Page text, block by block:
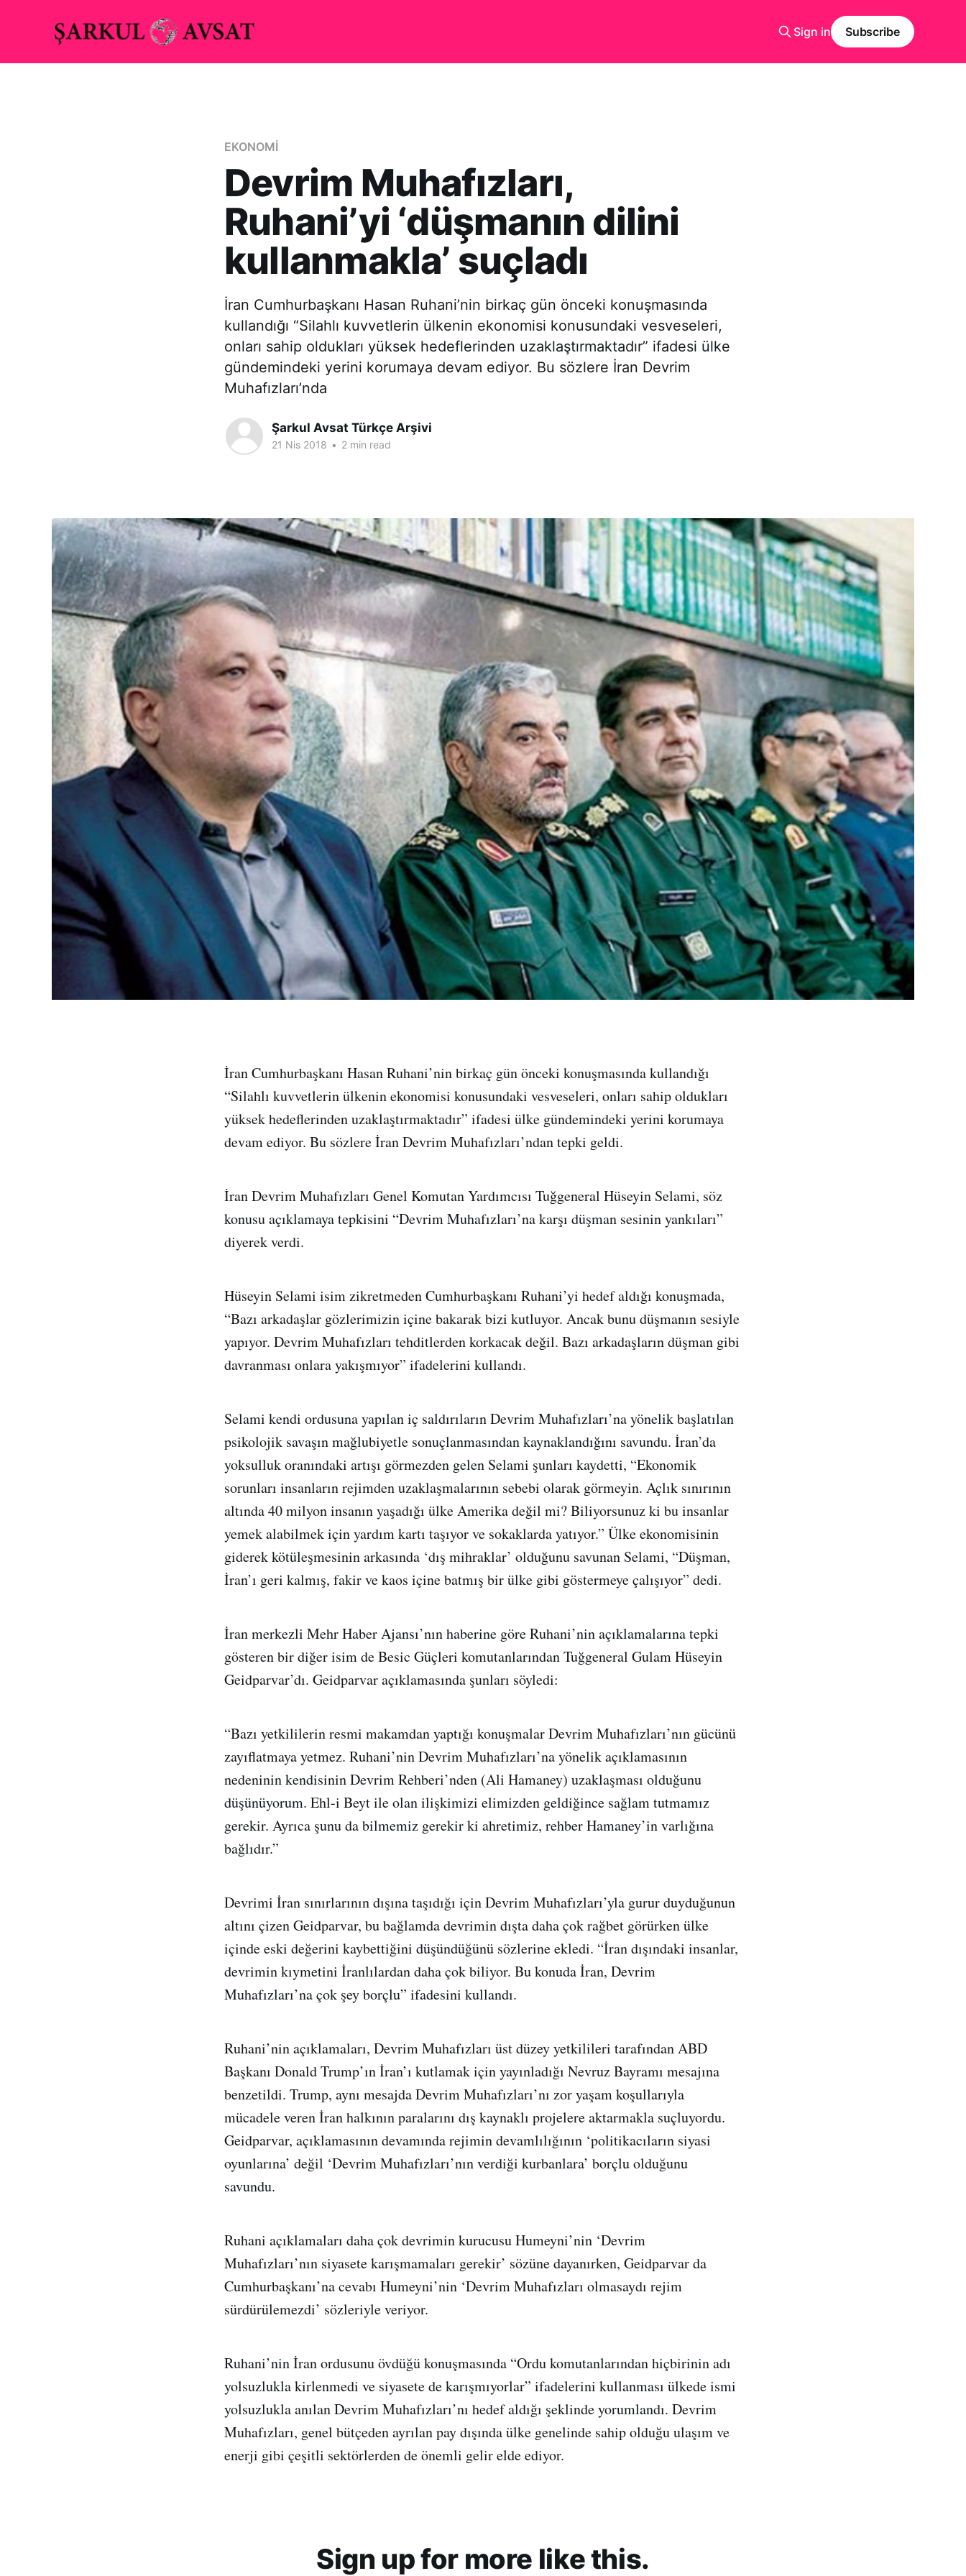
Sign in Subscribe
EKONOMİ
Devrim Muhafızları,
Ruhani’yi ‘düşmanın dilini
kullanmakla’ suçladı
İran Cumhurbaşkanı Hasan Ruhani’nin birkaç gün önceki konuşmasında
kullandığı “Silahlı kuvvetlerin ülkenin ekonomisi konusundaki vesveseleri,
onları sahip oldukları yüksek hedeflerinden uzaklaştırmaktadır” ifadesi ülke
gündemindeki yerini korumaya devam ediyor. Bu sözlere İran Devrim
Muhafızları’nda
Şarkul Avsat Türkçe Arşivi
21 Nis 2018 • 2 min read
İran Cumhurbaşkanı Hasan Ruhani’nin birkaç gün önceki konuşmasında kullandığı
“Silahlı kuvvetlerin ülkenin ekonomisi konusundaki vesveseleri, onları sahip oldukları
yüksek hedeflerinden uzaklaştırmaktadır” ifadesi ülke gündemindeki yerini korumaya
devam ediyor. Bu sözlere İran Devrim Muhafızları’ndan tepki geldi.
İran Devrim Muhafızları Genel Komutan Yardımcısı Tuğgeneral Hüseyin Selami, söz
konusu açıklamaya tepkisini “Devrim Muhafızları’na karşı düşman sesinin yankıları”
diyerek verdi.
Hüseyin Selami isim zikretmeden Cumhurbaşkanı Ruhani’yi hedef aldığı konuşmada,
“Bazı arkadaşlar gözlerimizin içine bakarak bizi kutluyor. Ancak bunu düşmanın sesiyle
yapıyor. Devrim Muhafızları tehditlerden korkacak değil. Bazı arkadaşların düşman gibi
davranması onlara yakışmıyor” ifadelerini kullandı.
Selami kendi ordusuna yapılan iç saldırıların Devrim Muhafızları’na yönelik başlatılan
psikolojik savaşın mağlubiyetle sonuçlanmasından kaynaklandığını savundu. İran’da
yoksulluk oranındaki artışı görmezden gelen Selami şunları kaydetti, “Ekonomik
sorunları insanların rejimden uzaklaşmalarının sebebi olarak görmeyin. Açlık sınırının
altında 40 milyon insanın yaşadığı ülke Amerika değil mi? Biliyorsunuz ki bu insanlar
yemek alabilmek için yardım kartı taşıyor ve sokaklarda yatıyor.” Ülke ekonomisinin
giderek kötüleşmesinin arkasında ‘dış mihraklar’ olduğunu savunan Selami, “Düşman,
İran’ı geri kalmış, fakir ve kaos içine batmış bir ülke gibi göstermeye çalışıyor” dedi.
İran merkezli Mehr Haber Ajansı’nın haberine göre Ruhani’nin açıklamalarına tepki
gösteren bir diğer isim de Besic Güçleri komutanlarından Tuğgeneral Gulam Hüseyin
Geidparvar’dı. Geidparvar açıklamasında şunları söyledi:
“Bazı yetkililerin resmi makamdan yaptığı konuşmalar Devrim Muhafızları’nın gücünü
zayıflatmaya yetmez. Ruhani’nin Devrim Muhafızları’na yönelik açıklamasının
nedeninin kendisinin Devrim Rehberi’nden (Ali Hamaney) uzaklaşması olduğunu
düşünüyorum. Ehl-i Beyt ile olan ilişkimizi elimizden geldiğince sağlam tutmamız
gerekir. Ayrıca şunu da bilmemiz gerekir ki ahretimiz, rehber Hamaney’in varlığına
bağlıdır.”
Devrimi İran sınırlarının dışına taşıdığı için Devrim Muhafızları’yla gurur duyduğunun
altını çizen Geidparvar, bu bağlamda devrimin dışta daha çok rağbet görürken ülke
içinde eski değerini kaybettiğini düşündüğünü sözlerine ekledi. “İran dışındaki insanlar,
devrimin kıymetini İranlılardan daha çok biliyor. Bu konuda İran, Devrim
Muhafızları’na çok şey borçlu” ifadesini kullandı.
Ruhani’nin açıklamaları, Devrim Muhafızları üst düzey yetkilileri tarafından ABD
Başkanı Donald Trump’ın İran’ı kutlamak için yayınladığı Nevruz Bayramı mesajına
benzetildi. Trump, aynı mesajda Devrim Muhafızları’nı zor yaşam koşullarıyla
mücadele veren İran halkının paralarını dış kaynaklı projelere aktarmakla suçluyordu.
Geidparvar, açıklamasının devamında rejimin devamlılığının ‘politikacıların siyasi
oyunlarına’ değil ‘Devrim Muhafızları’nın verdiği kurbanlara’ borçlu olduğunu
savundu.
Ruhani açıklamaları daha çok devrimin kurucusu Humeyni’nin ‘Devrim
Muhafızları’nın siyasete karışmamaları gerekir’ sözüne dayanırken, Geidparvar da
Cumhurbaşkanı’na cevabı Humeyni’nin ‘Devrim Muhafızları olmasaydı rejim
sürdürülemezdi’ sözleriyle veriyor.
Ruhani’nin İran ordusunu övdüğü konuşmasında “Ordu komutanlarından hiçbirinin adı
yolsuzlukla kirlenmedi ve siyasete de karışmıyorlar” ifadelerini kullanması ülkede ismi
yolsuzlukla anılan Devrim Muhafızları’nı hedef aldığı şeklinde yorumlandı. Devrim
Muhafızları, genel bütçeden ayrılan pay dışında ülke genelinde sahip olduğu ulaşım ve
enerji gibi çeşitli sektörlerden de önemli gelir elde ediyor.
Sign up for more like this.